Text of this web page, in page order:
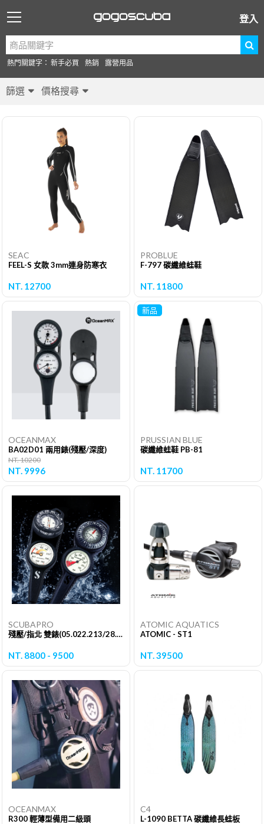
登入
熱門關鍵字： 新手必買 熱銷 露營用品
篩選 價格搜尋
SEAC
FEEL-S 女款 3mm連身防寒衣
NT. 12700
PROBLUE
F-797 碳纖維蛙鞋
NT. 11800
OCEANMAX
BA02D01 兩用錶(殘壓/深度)
NT. 10200
NT. 9996
新品
PRUSSIAN BLUE
碳纖維蛙鞋 PB-81
NT. 11700
SCUBAPRO
殘壓/指北 雙錶(05.022.213/28.721.000)
NT. 8800 - 9500
ATOMIC AQUATICS
ATOMIC - ST1
NT. 39500
OCEANMAX
R300 輕薄型備用二級頭
C4
L-1090 BETTA 碳纖維長蛙板